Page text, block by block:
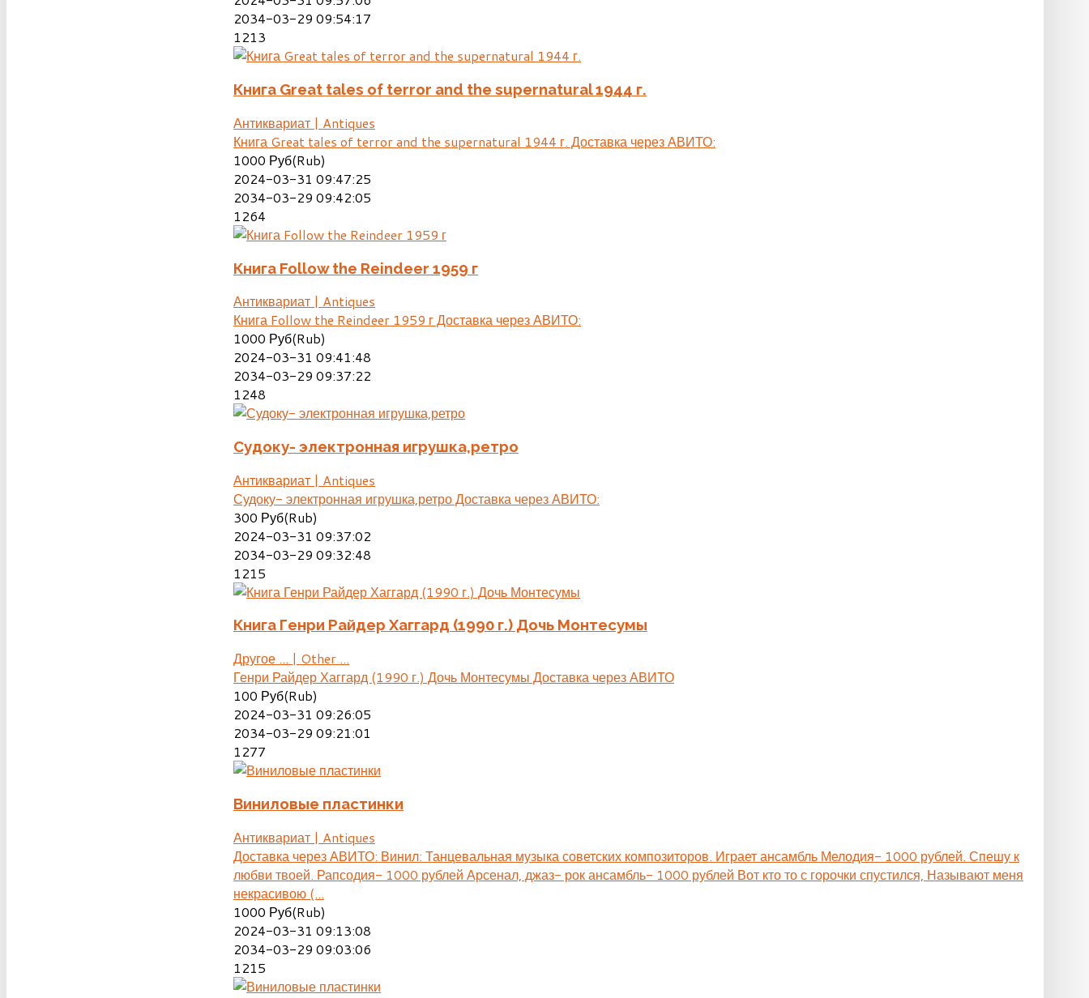
2034-03-29 09:54:17
1213
Книга Great tales of terror and the supernatural 1944 г.
Антиквариат | Antiques
Книга Great tales of terror and the supernatural 1944 г. Доставка через АВИТО:
1000 Руб(Rub)
2024-03-31 09:47:25
2034-03-29 09:42:05
1264
Книга Follow the Reindeer 1959 г
Антиквариат | Antiques
Книга Follow the Reindeer 1959 г Доставка через АВИТО:
1000 Руб(Rub)
2024-03-31 09:41:48
2034-03-29 09:37:22
1248
Судоку- электронная игрушка,ретро
Антиквариат | Antiques
Судоку- электронная игрушка,ретро Доставка через АВИТО:
300 Руб(Rub)
2024-03-31 09:37:02
2034-03-29 09:32:48
1215
Книга Генри Райдер Хаггард (1990 г.) Дочь Монтесумы
Другое ... | Other ...
Генри Райдер Хаггард (1990 г.) Дочь Монтесумы Доставка через АВИТО
100 Руб(Rub)
2024-03-31 09:26:05
2034-03-29 09:21:01
1277
Виниловые пластинки
Антиквариат | Antiques
Доставка через АВИТО: Винил: Танцевальная музыка советских композиторов. Играет ансамбль Мелодия- 1000 рублей. Спешу к
любви твоей. Рапсодия- 1000 рублей Арсенал, джаз- рок ансамбль- 1000 рублей Вот кто то с горочки спустился, Называют меня
некрасивою (...
1000 Руб(Rub)
2024-03-31 09:13:08
2034-03-29 09:03:06
1215